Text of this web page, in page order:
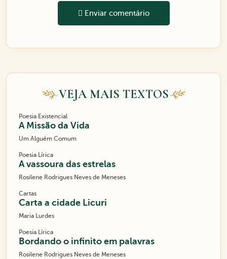
Enviar comentário
VEJA MAIS TEXTOS
Poesia Existencial
A Missão da Vida
Um Alguém Comum
Poesia Lírica
A vassoura das estrelas
Rosilene Rodrigues Neves de Meneses
Cartas
Carta a cidade Licuri
Maria Lurdes
Poesia Lírica
Bordando o infinito em palavras
Rosilene Rodrigues Neves de Meneses